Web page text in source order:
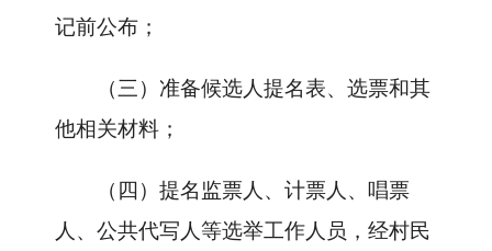
记前公布；
（三）准备候选人提名表、选票和其
他相关材料；
（四）提名监票人、计票人、唱票
人、公共代写人等选举工作人员，经村民